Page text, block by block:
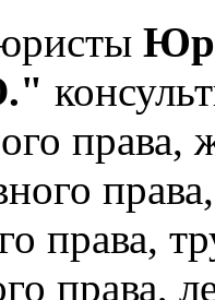
права,
права,